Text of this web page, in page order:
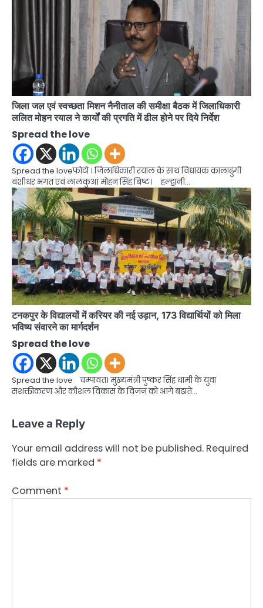
जिला जल एवं स्वच्छता मिशन नैनीताल की समीक्षा बैठक में जिलाधिकारी
ललित मोहन रयाल ने कार्यों की प्रगति में ढील होने पर दिये निर्देश
Spread the love
Spread the loveफोटो । जिलाधिकारी रयाल के साथ विधायक कालाढुंगी
बंशीधर भगत एवं लालकुआं मोहन सिंह बिष्ट। हल्द्वानी…
टनकपुर के विद्यालयों में करियर की नई उड़ान, 173 विद्यार्थियों को मिला
भविष्य संवारने का मार्गदर्शन
Spread the love
Spread the love चम्पावत। मुख्यमंत्री पुष्कर सिंह धामी के युवा
सशक्तीकरण और कौशल विकास के विजन को आगे बढ़ाते…
Leave a Reply
Your email address will not be published. Required
fields are marked *
Comment *